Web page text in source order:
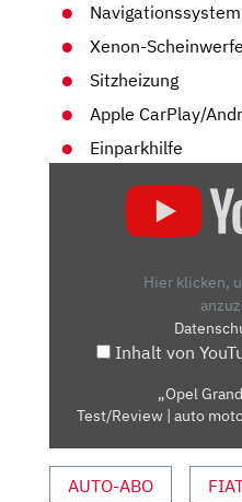
Navigationssystem
Xenon-
Sitzheizung
Apple CarPlay/
Einparkhilfe
GRANDLAND
TEST/REVIEW
AUTO
UND
SPORT“
Hier klicken,
Inhalt von
„Opel
Test/Review | auto
AUTO-ABO